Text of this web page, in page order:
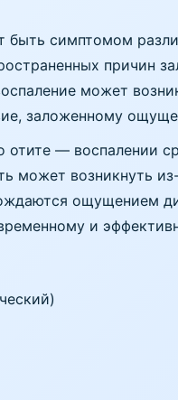
симптомом
причин
может
заложенному
отите — воспалении
может возникнуть
ощущением
и